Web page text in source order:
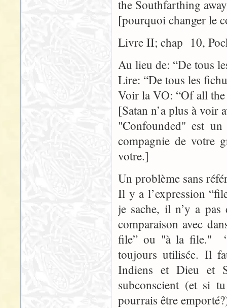
the Southfarthing
[pourquoi changer le
Livre II; chap 10,
Au lieu de: “De tous
Lire: “De tous les
Voir la VO: “Of all the
[Satan n’a plus à voir
"Confounded" est
compagnie de votre
votre.]
Un problème sans
Il y a l’expression
je sache, il n’y a
comparaison avec
file” ou "à la file."
toujours utilisée. Il
Indiens et Dieu et
subconscient (et si
pourrais être